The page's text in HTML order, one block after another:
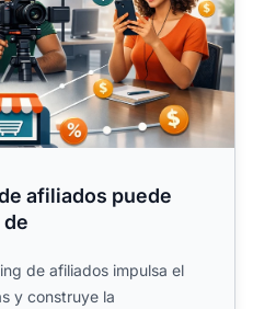
afiliados puede
de
de afiliados impulsa el
y construye la